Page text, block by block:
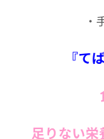
・
『て
足りない栄